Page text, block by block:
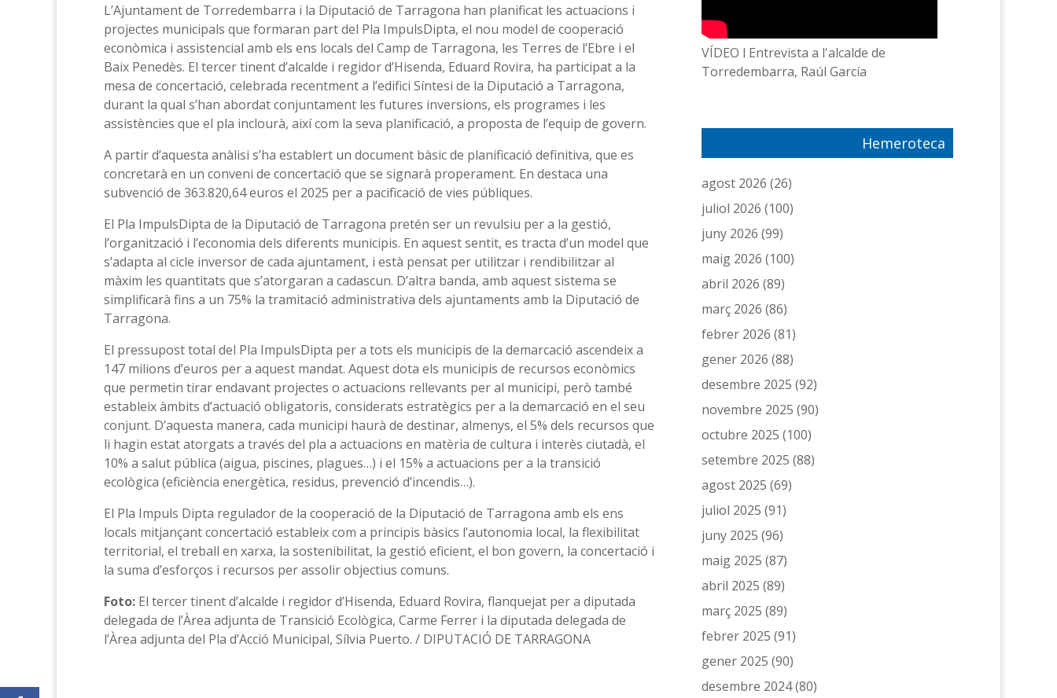
L’Ajuntament de Torredembarra i la Diputació de Tarragona han planificat les actuacions i
projectes municipals que formaran part del Pla ImpulsDipta, el nou model de cooperació
econòmica i assistencial amb els ens locals del Camp de Tarragona, les Terres de l’Ebre i el
Baix Penedès. El tercer tinent d’alcalde i regidor d’Hisenda, Eduard Rovira, ha participat a la
mesa de concertació, celebrada recentment a l’edifici Síntesi de la Diputació a Tarragona,
durant la qual s’han abordat conjuntament les futures inversions, els programes i les
assistències que el pla inclourà, així com la seva planificació, a proposta de l’equip de govern.
A partir d’aquesta anàlisi s’ha establert un document bàsic de planificació definitiva, que es
concretarà en un conveni de concertació que se signarà properament. En destaca una
subvenció de 363.820,64 euros el 2025 per a pacificació de vies públiques.
El Pla ImpulsDipta de la Diputació de Tarragona pretén ser un revulsiu per a la gestió,
l’organització i l’economia dels diferents municipis. En aquest sentit, es tracta d’un model que
s’adapta al cicle inversor de cada ajuntament, i està pensat per utilitzar i rendibilitzar al
màxim les quantitats que s’atorgaran a cadascun. D’altra banda, amb aquest sistema se
simplificarà fins a un 75% la tramitació administrativa dels ajuntaments amb la Diputació de
Tarragona.
El pressupost total del Pla ImpulsDipta per a tots els municipis de la demarcació ascendeix a
147 milions d’euros per a aquest mandat. Aquest dota els municipis de recursos econòmics
que permetin tirar endavant projectes o actuacions rellevants per al municipi, però també
estableix àmbits d’actuació obligatoris, considerats estratègics per a la demarcació en el seu
conjunt. D’aquesta manera, cada municipi haurà de destinar, almenys, el 5% dels recursos que
li hagin estat atorgats a través del pla a actuacions en matèria de cultura i interès ciutadà, el
10% a salut pública (aigua, piscines, plagues…) i el 15% a actuacions per a la transició
ecològica (eficiència energètica, residus, prevenció d’incendis…).
El Pla Impuls Dipta regulador de la cooperació de la Diputació de Tarragona amb els ens
locals mitjançant concertació estableix com a principis bàsics l’autonomia local, la flexibilitat
territorial, el treball en xarxa, la sostenibilitat, la gestió eficient, el bon govern, la concertació i
la suma d’esforços i recursos per assolir objectius comuns.
Foto: El tercer tinent d’alcalde i regidor d’Hisenda, Eduard Rovira, flanquejat per a diputada
delegada de l’Àrea adjunta de Transició Ecològica, Carme Ferrer i la diputada delegada de
l’Àrea adjunta del Pla d’Acció Municipal, Sílvia Puerto. / DIPUTACIÓ DE TARRAGONA
VÍDEO l Entrevista a l'alcalde de
Torredembarra, Raúl García
Hemeroteca
agost 2026 (26)
juliol 2026 (100)
juny 2026 (99)
maig 2026 (100)
abril 2026 (89)
març 2026 (86)
febrer 2026 (81)
gener 2026 (88)
desembre 2025 (92)
novembre 2025 (90)
octubre 2025 (100)
setembre 2025 (88)
agost 2025 (69)
juliol 2025 (91)
juny 2025 (96)
maig 2025 (87)
abril 2025 (89)
març 2025 (89)
febrer 2025 (91)
gener 2025 (90)
desembre 2024(80)